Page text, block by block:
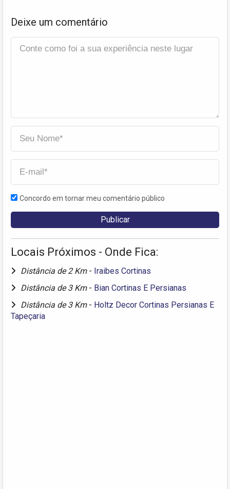
Deixe um comentário
Concordo em tornar meu comentário público
Locais Próximos - Onde Fica:
Distância de 2 Km - Iraibes Cortinas
Distância de 3 Km - Bian Cortinas E Persianas
Distância de 3 Km - Holtz Decor Cortinas Persianas E
Tapeçaria